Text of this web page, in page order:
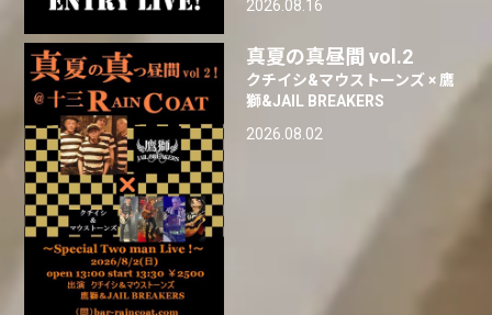
2026.08.16
真夏の真昼間 vol.2
クチイシ&マウストーンズ × 鷹
獅&JAIL BREAKERS
2026.08.02